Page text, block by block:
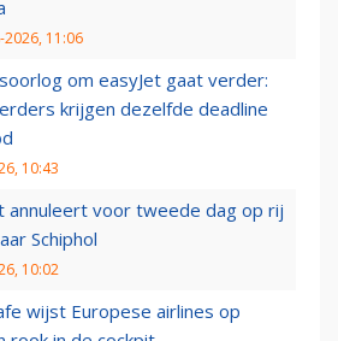
2026, 11:06
om easyJet gaat verder:
krijgen dezelfde deadline
10:43
annuleert voor tweede dag op rij
Schiphol
10:02
wijst Europese airlines op